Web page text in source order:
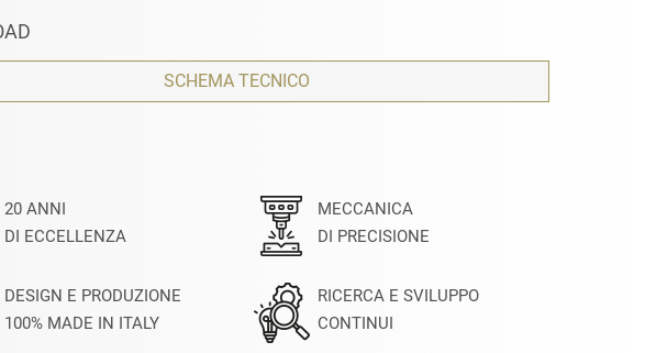
SCHEMA TECNICO
20 ANNI
DI ECCELLENZA
MECCANICA
DI PRECISIONE
DESIGN E PRODUZIONE
100% MADE IN ITALY
RICERCA E SVILUPPO
CONTINUI